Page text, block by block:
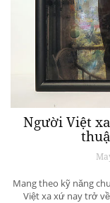
Người Việt
Mang theo kỹ năng
Việt xa xứ nay trở